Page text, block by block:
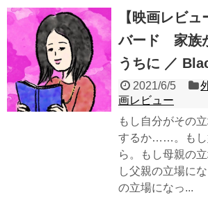
【映画レビ
バード 家族
うちに ／
2021/6/5
画レビュー
もし自分がその
するか……。もし
ら。もし母親の
し父親の立場に
の立場になっ...